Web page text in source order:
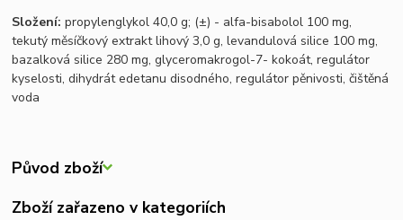
Složení: propylenglykol 40,0 g; (±) - alfa-bisabolol 100 mg,
tekutý měsíčkový extrakt lihový 3,0 g, levandulová silice 100 mg,
bazalková silice 280 mg, glyceromakrogol-7- kokoát, regulátor
kyselosti, dihydrát edetanu disodného, regulátor pěnivosti, čištěná
voda
Původ zboží
Zboží zařazeno v kategoriích